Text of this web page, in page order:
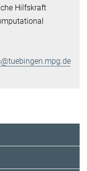
Hilfskraft